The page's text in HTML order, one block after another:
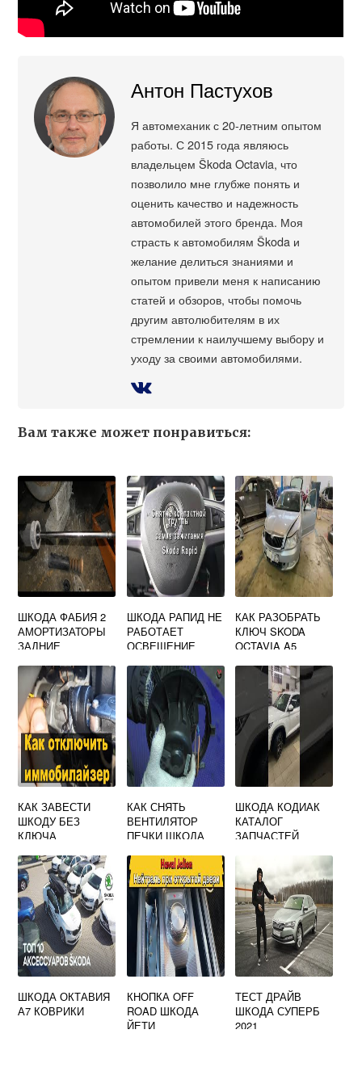
Антон Пастухов
Я автомеханик с 20-летним опытом
работы. С 2015 года являюсь
владельцем Škoda Octavia, что
позволило мне глубже понять и
оценить качество и надежность
автомобилей этого бренда. Моя
страсть к автомобилям Škoda и
желание делиться знаниями и
опытом привели меня к написанию
статей и обзоров, чтобы помочь
другим автолюбителям в их
стремлении к наилучшему выбору и
уходу за своими автомобилями.
Вам также может понравиться:
ШКОДА ФАБИЯ 2
АМОРТИЗАТОРЫ
ЗАДНИЕ
ШКОДА РАПИД НЕ
РАБОТАЕТ
ОСВЕЩЕНИЕ
КАК РАЗОБРАТЬ
КЛЮЧ SKODA
OCTAVIA A5
КАК ЗАВЕСТИ
ШКОДУ БЕЗ
КЛЮЧА
КАК СНЯТЬ
ВЕНТИЛЯТОР
ПЕЧКИ ШКОДА
ШКОДА КОДИАК
КАТАЛОГ
ЗАПЧАСТЕЙ
ШКОДА ОКТАВИЯ
А7 КОВРИКИ
КНОПКА OFF
ROAD ШКОДА
ЙЕТИ
ТЕСТ ДРАЙВ
ШКОДА СУПЕРБ
2021